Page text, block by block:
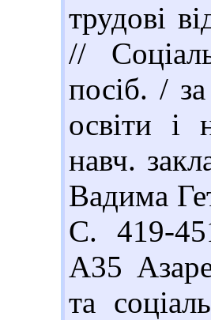
трудові
//
посіб. /
освіти і
навч.
Вадима
С. 419-
А35
та